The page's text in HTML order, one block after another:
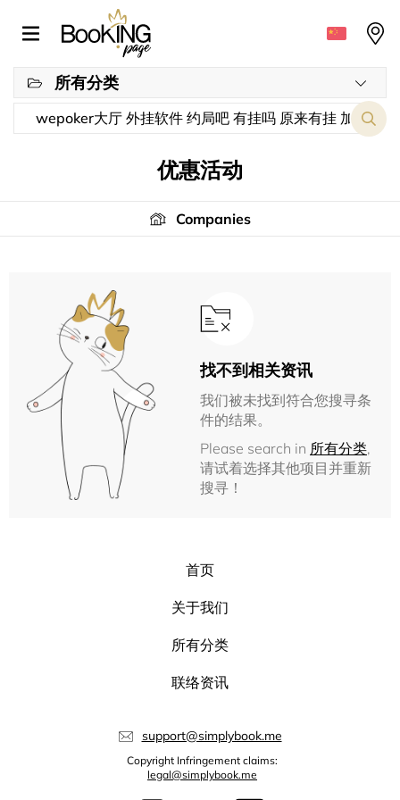
所有分类
优惠活动
Companies
找不到相关资讯
我们被未找到符合您搜寻条
件的结果。
Please search in 所有分类,
请试着选择其他项目并重新
搜寻！
首页
关于我们
所有分类
联络资讯
support@simplybook.me
Copyright Infringement claims:
legal@simplybook.me